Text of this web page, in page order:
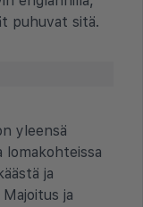
puhuvat sitä.
yleensä
lomakohteissa
ja
ja